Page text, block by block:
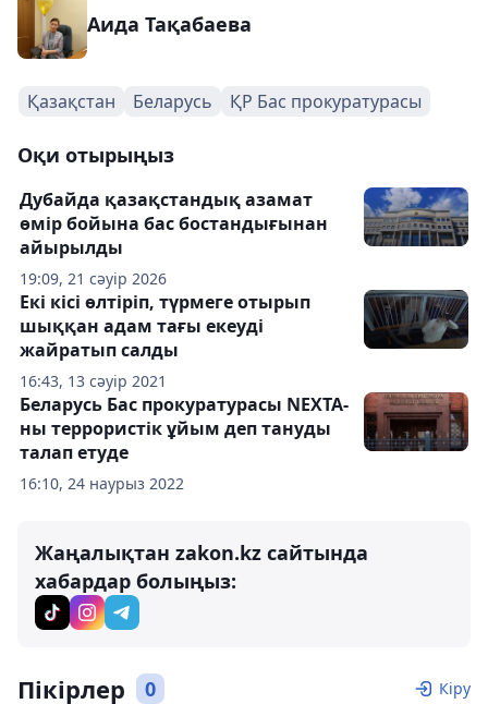
Аида Тақабаева
Қазақстан Беларусь ҚР Бас прокуратурасы
Оқи отырыңыз
19:09, 21 сәуір 2026
Дубайда қазақстандық азамат
өмір бойына бас бостандығынан
айырылды
16:43, 13 сәуір 2021
Екі кісі өлтіріп, түрмеге отырып
шыққан адам тағы екеуді
жайратып салды
16:10, 24 наурыз 2022
Беларусь Бас прокуратурасы NEXTA-
ны террористік ұйым деп тануды
талап етуде
Жаңалықтан zakon.kz сайтында
хабардар болыңыз:
Пікірлер 0 Кіру